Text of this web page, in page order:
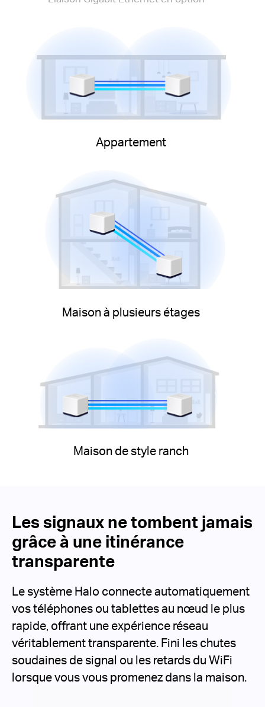
Appartement
Maison à plusieurs étages
Maison de style ranch
Les signaux ne tombent jamais
grâce à une itinérance
transparente
Le système Halo connecte automatiquement
vos téléphones ou tablettes au nœud le plus
rapide, offrant une expérience réseau
véritablement transparente. Fini les chutes
soudaines de signal ou les retards du WiFi
lorsque vous vous promenez dans la maison.